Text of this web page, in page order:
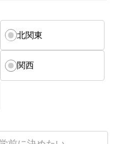
北関東
関西